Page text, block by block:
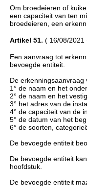
Om broedeieren of
een capaciteit van ten
broedeieren, een
Artikel 51. ( 16/08/2021
Een aanvraag tot
bevoegde entiteit.
De erkenningsaanvraag
1° de naam en het
2° de naam en het
3° het adres van de
4° de capaciteit van de
5° de datum van het
6° de soorten,
De bevoegde entiteit
De bevoegde entiteit
hoofdstuk.
De bevoegde entiteit